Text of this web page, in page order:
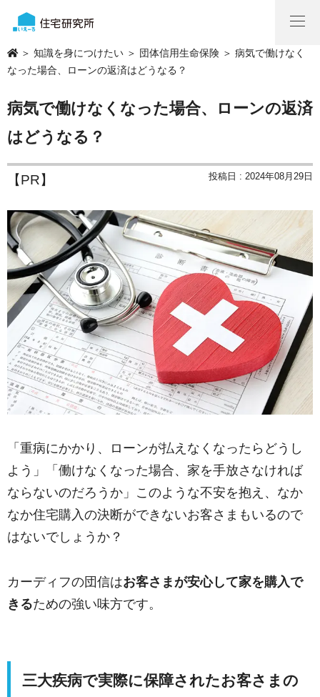
＞ 知識を身につけたい ＞ 団体信用生命保険 ＞ 病気で働けなく
なった場合、ローンの返済はどうなる？
病気で働けなくなった場合、ローンの返済
はどうなる？
【PR】 投稿日 : 2024年08月29日
「重病にかかり、ローンが払えなくなったらどうし
よう」「働けなくなった場合、家を手放さなければ
ならないのだろうか」このような不安を抱え、なか
なか住宅購入の決断ができないお客さまもいるので
はないでしょうか？
カーディフの団信はお客さまが安心して家を購入で
きるための強い味方です。
三大疾病で実際に保障されたお客さまの